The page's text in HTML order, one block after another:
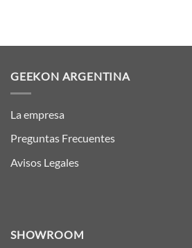
GEEKON ARGENTINA
La empresa
Preguntas Frecuentes
Avisos Legales
SHOWROOM